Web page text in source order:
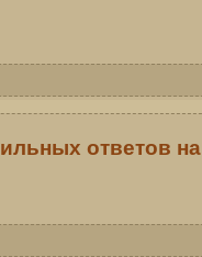
ответов на